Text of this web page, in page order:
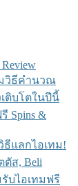
Review
วิธีคำนวณ
ติบโตในปีนี้
Spins &
ธีแลกไอเทม!
ตัส, Beli
รับไอเทมฟรี